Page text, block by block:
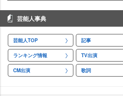
芸能人事典
芸能人TOP 記事
ランキング情報 TV出演
CM出演 歌詞